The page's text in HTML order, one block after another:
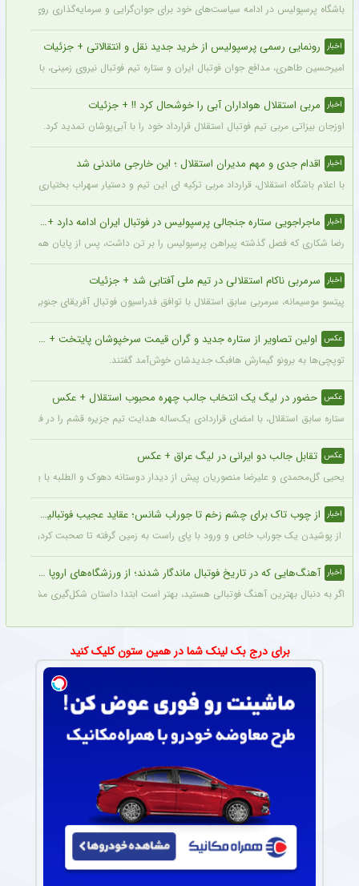
باشگاه پرسپولیس در ادامه سیاست‌های خود برای جوان‌گرایی و سرمایه‌گذاری روی استعدادهای آینده فوتبال
اخبار رونمایی رسمی پرسپولیس از خرید جدید نقل و انتقالاتی + جزئیات
امیرحسین طاهری، مدافع جوان فوتبال ایران و ستاره تیم فوتبال نیروی زمینی، با
اخبار مربی استقلال هواداران آبی را خوشحال کرد !! + جزئیات
اوزجان بیزاتی مربی تیم فوتبال استقلال قرارداد خود را با آبی‌پوشان تمدید کرد.
اخبار اقدام جدی و مهم مدیران استقلال ؛ این خارجی ماندنی شد
با اعلام باشگاه استقلال، قرارداد مربی ترکیه ای این تیم و دستیار سهراب بختیاری زاده
اخبار ماجراجویی ستاره جنجالی پرسپولیس در فوتبال ایران ادامه دارد + جزئیات
رضا شکاری که فصل گذشته پیراهن پرسپولیس را بر تن داشت، پس از پایان همکاری با
اخبار سرمربی ناکام استقلالی در تیم ملی آفتابی شد + جزئیات
پیتسو موسیمانه، سرمربی سابق استقلال با توافق فدراسیون فوتبال آفریقای جنوبی
عکس اولین تصاویر از ستاره جدید و گران قیمت سرخپوشان پایتخت + عکس
توپچی‌ها به برونو گیمارش هافبک جدیدشان خوش‌آمد گفتند.
عکس حضور در لیگ یک انتخاب جالب چهره محبوب استقلال + عکس
ستاره سابق استقلال، با امضای قراردادی یک‌ساله هدایت تیم جزیره قشم را در فصل
عکس تقابل جالب دو ایرانی در لیگ عراق + عکس
یحیی گل‌محمدی و علیرضا منصوریان پیش از دیدار دوستانه دهوک و الطلبه با یکدیگر
اخبار از چوب تاک برای چشم زخم تا جوراب شانس؛ عقاید عجیب فوتبالیست‌ها!
از پوشیدن یک جوراب خاص و ورود با پای راست به زمین گرفته تا صحبت کردن با
اخبار آهنگ‌هایی که در تاریخ فوتبال ماندگار شدند؛ از ورزشگاه‌های اروپا تا جام جهانی
اگر به دنبال بهترین آهنگ فوتبالی هستید، بهتر است ابتدا داستان شکل‌گیری
برای درج بک لینک شما در همین ستون کلیک کنید